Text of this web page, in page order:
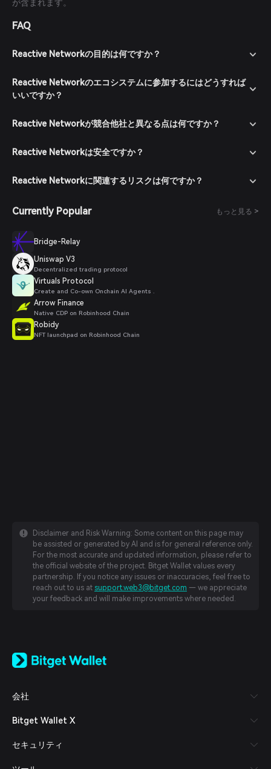
が含まれます。
FAQ
Reactive Networkの目的は何ですか？
Reactive Networkのエコシステムに参加するにはどうすれば
いいですか？
Reactive Networkが競合他社と異なる点は何ですか？
Reactive Networkは安全ですか？
Reactive Networkに関連するリスクは何ですか？
Currently Popular もっと見る >
Bridge-Relay
Uniswap V3
Decentralized trading protocol
Virtuals Protocol
Create and Co-own Onchain AI Agents .
Arrow Finance
Native CDP on Robinhood Chain
Robidy
NFT launchpad on Robinhood Chain
Disclaimer and Risk Warning: Some content on this page may
be assisted or generated by AI and is for general reference only.
For the most accurate and updated information, please refer to
the official website of the project. Bitget Wallet values every
partnership. If you notice any issues or inaccuracies, feel free to
reach out to us at support.web3@bitget.com — we appreciate
your feedback and will make improvements where needed.
日本語
Español (Latinoamérica)
Italiano
Deutsch
会社
Bitget Wallet X
セキュリティ